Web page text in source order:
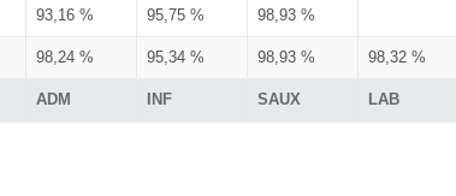
ADM INF SAUX LAB
93,16 % 95,75 % 98,93 %
98,24 % 95,34 % 98,93 % 98,32 %